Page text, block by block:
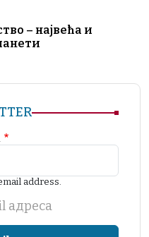
– највећа и
address.
адреса